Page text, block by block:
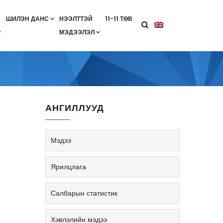
ШИЛЭН ДАНС
НЭЭЛТТЭЙ
МЭДЭЭЛЭЛ
11-11 ТӨВ
АНГИЛЛУУД
Мэдээ
Ярилцлага
Салбарын статистик
Хэвлэлийн мэдээ